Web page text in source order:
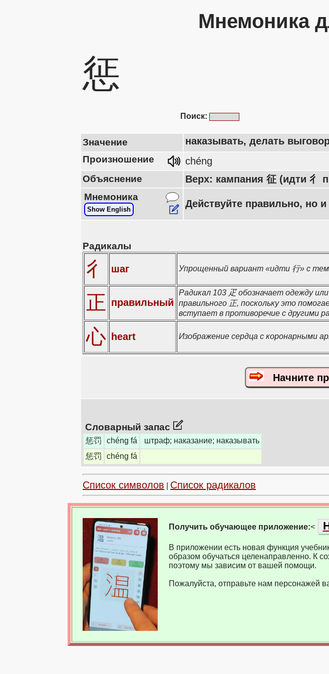
Мнемоника
惩
Поиск:
Значение наказывать, делать
Произношение chéng
Объяснение Верх: кампания 征 (идти 彳
Мнемоника
Show English
Действуйте правильно, но
Радикалы
彳 шаг Упрощенный вариант «идти 行» с тем
正 правильный
Радикал 103 疋 обозначает одежду
правильного 正, поскольку это
вступает в противоречие с другими
心 heart Изображение сердца с коронарными
Начните
Словарный запас
惩罚 chéng fá
штраф; наказание; наказывать
惩罚
chéng fá
Список символов Список радикалов
Получить обучающее приложение:<
В приложении есть новая функция
образом обучаться целенаправленно. К
поэтому мы зависим от вашей помощи.
Пожалуйста, отправьте нам персонажей